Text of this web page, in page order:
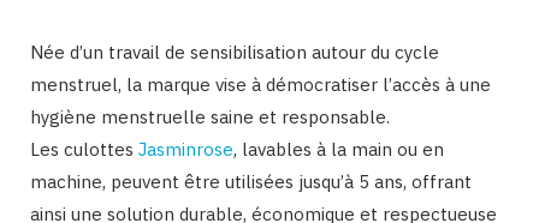
Née d’un travail de sensibilisation autour du cycle
menstruel, la marque vise à démocratiser l’accès à une
hygiène menstruelle saine et responsable.
Les culottes Jasminrose, lavables à la main ou en
machine, peuvent être utilisées jusqu’à 5 ans, offrant
ainsi une solution durable, économique et respectueuse